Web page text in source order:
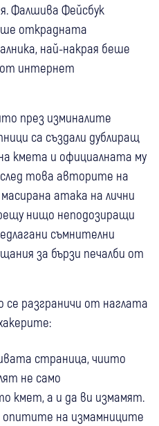
Фалшива Фейсбук
открадната
най-накрая беше
от интернет
през изминалите
са създали дублиращ
кмета и официалната му
това авторите на
атака на лични
нищо неподозиращи
съмнителни
за бързи печалби от
разграничи от наглата
страница, чиито
не само
кмет, а и да ви измамят.
опитите на измамниците